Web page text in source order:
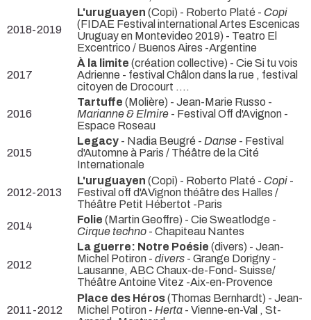
2018-2019
L'uruguayen (Copi) - Roberto Platé - Copi
(FIDAE Festival international Artes Escenicas
Uruguay en Montevideo 2019) - Teatro El
Excentrico / Buenos Aires -Argentine
2017
À la limite (création collective) - Cie Si tu vois
Adrienne - festival Châlon dans la rue , festival
citoyen de Drocourt ....
2016
Tartuffe (Molière) - Jean-Marie Russo -
Marianne & Elmire - Festival Off d'Avignon -
Espace Roseau
2015
Legacy - Nadia Beugré - Danse - Festival
d'Automne à Paris / Théâtre de la Cité
Internationale
2012-2013
L'uruguayen (Copi) - Roberto Platé - Copi -
Festival off d'AVignon théâtre des Halles /
Théâtre Petit Hébertot -Paris
2014
Folie (Martin Geoffre) - Cie Sweatlodge -
Cirque techno - Chapiteau Nantes
2012
La guerre: Notre Poésie (divers) - Jean-
Michel Potiron - divers - Grange Dorigny -
Lausanne, ABC Chaux-de-Fond- Suisse/
Théâtre Antoine Vitez -Aix-en-Provence
2011-2012
Place des Héros(Thomas Bernhardt) - Jean-
Michel Potiron - Herta - Vienne-en-Val , St-